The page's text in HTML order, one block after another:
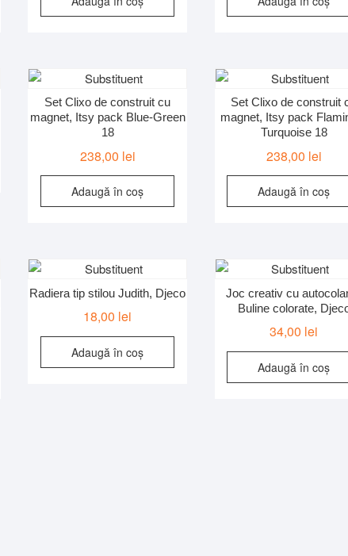
Set Clixo de construit cu
magnet, Itsy pack Blue-Green
18
238,00 lei
Adaugă în coș
Set Clixo de construit
magnet, Itsy pack
Turquoise 18
238,00 lei
Adaugă în coș
Radiera tip stilou Judith, Djeco
18,00 lei
Adaugă în coș
Joc creativ cu
Buline colorate,
34,00 lei
Adaugă în coș